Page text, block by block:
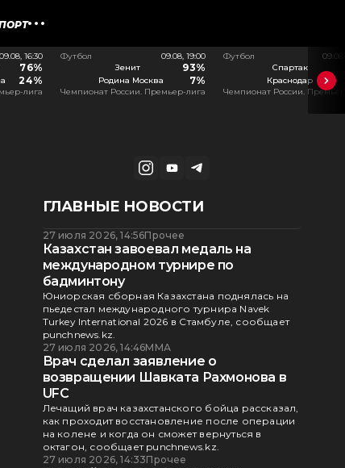
09.08, 16:30
76%
24%
лига
Футбол
09.08, 19:00
Зенит
93%
Родина Москва 7%
Чемпионат России. Премьер-лига
Футбол
Спартак
Краснодар
Чемпионат России.
ГЛАВНЫЕ НОВОСТИ
27 июля 2026, 14:56Прочее
Казахстан завоевал медаль на
международном турнире по
бадминтону
Юниорская сборная Казахстана поднялась на
пьедестал международного турнира Navek
Turkey International 2026 в Стамбуле, сообщает
punchnews.kz.
27 июля 2026, 14:46ММА
Врач сделал заявление о
возвращении Шавката Рахмонова в
UFC
Лечащий врач казахстанского бойца рассказал,
как проходит восстановление после операции
на колене и когда он сможет вернуться в
октагон, сообщает punchnews.kz.
27 июля 2026, 14:33Прочее